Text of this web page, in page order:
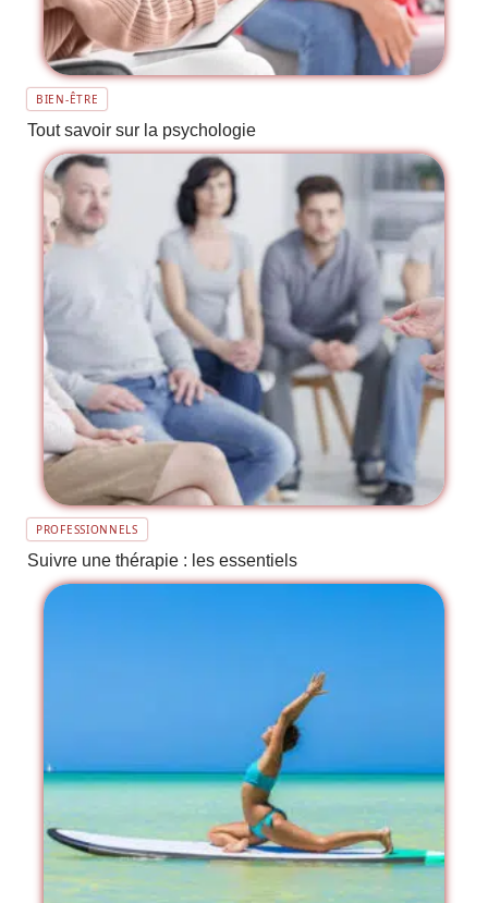
BIEN-ÊTRE
Tout savoir sur la psychologie
PROFESSIONNELS
Suivre une thérapie : les essentiels